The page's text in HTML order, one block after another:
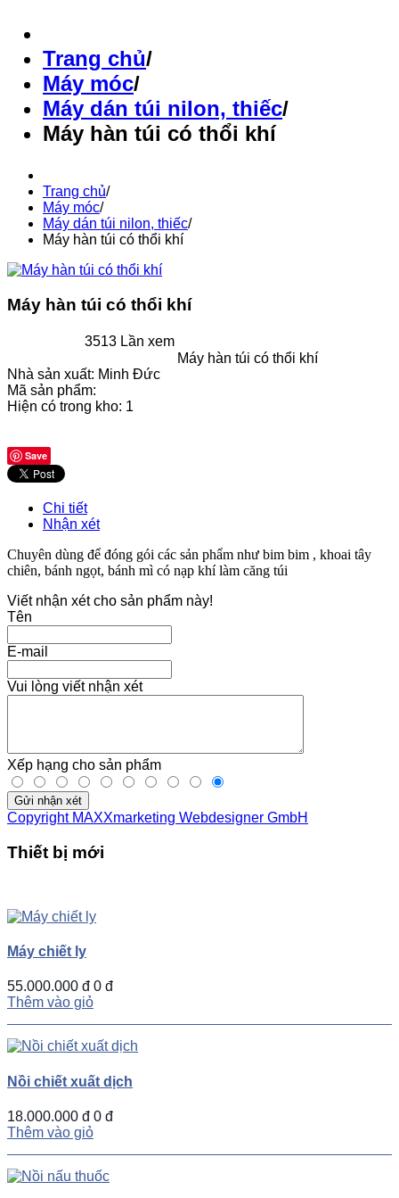
Trang chủ/
Máy móc/
Máy dán túi nilon, thiếc/
Máy hàn túi có thổi khí
Trang chủ/
Máy móc/
Máy dán túi nilon, thiếc/
Máy hàn túi có thổi khí
Máy hàn túi có thổi khí
3513 Lần xem
Máy hàn túi có thổi khí
Nhà sản xuất: Minh Đức
Mã sản phẩm:
Hiện có trong kho: 1
Save
Chi tiết
Nhận xét
Chuyên dùng để đóng gói các sản phẩm như bim bim , khoai tây
chiên, bánh ngọt, bánh mì có nạp khí làm căng túi
Viết nhận xét cho sản phẩm này!
Tên
E-mail
Vui lòng viết nhận xét
Xếp hạng cho sản phẩm
Gửi nhận xét
Copyright MAXXmarketing Webdesigner GmbH
Thiết bị mới
Máy chiết ly
55.000.000 đ 0 đ
Thêm vào giỏ
Nồi chiết xuất dịch
18.000.000 đ 0 đ
Thêm vào giỏ